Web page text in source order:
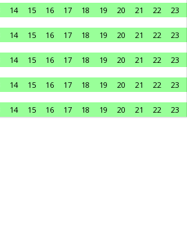
14 15 16 17 18 19 20 21 22
23
14 15 16 17 18 19 20 21 22
23
14 15 16 17 18 19 20 21 22
23
14 15 16 17 18 19 20 21 22
23
14 15 16 17 18 19 20 21 22 23